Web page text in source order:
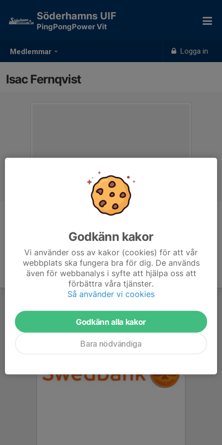
Medlemmar Logga in
Söderhamns UIF
PingPongPower Vit
Isac Fernqvist
Godkänn kakor
Vi använder oss av kakor (cookies) för att vår
webbplats ska fungera bra för dig. De används
även för webbanalys i syfte att hjälpa oss att
förbättra våra tjänster.
Så använder vi cookies
Godkänn alla kakor
Bara nödvändiga